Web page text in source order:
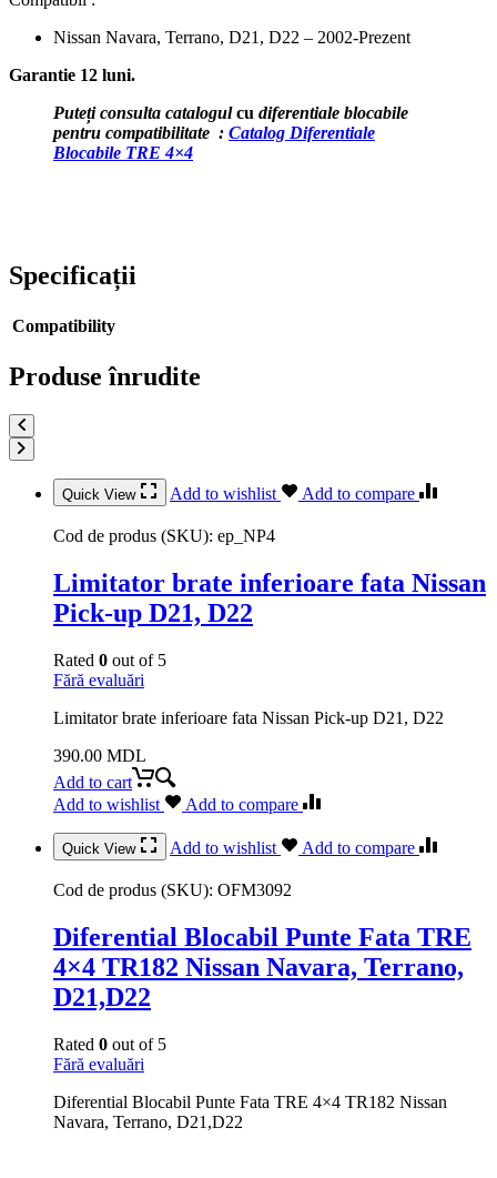
Nissan Navara, Terrano, D21, D22 – 2002-Prezent
Garantie 12 luni.
Puteți consulta catalogulcu diferentiale blocabile
pentru compatibilitate : Catalog Diferentiale
Blocabile TRE 4×4
Specificații
Compatibility
Produse înrudite
Quick View Add to wishlist Add to compare
Cod de produs (SKU): ep_NP4
Limitator brate inferioare fata Nissan
Pick-up D21, D22
Rated 0 out of 5
Fără evaluări
Limitator brate inferioare fata Nissan Pick-up D21, D22
390.00 MDL
Add to cart
Add to wishlist
Add to compare
Quick View Add to wishlist Add to compare
Cod de produs (SKU): OFM3092
Diferential Blocabil Punte Fata TRE
4×4 TR182 Nissan Navara, Terrano,
D21,D22
Rated 0 out of 5
Fără evaluări
Diferential Blocabil Punte Fata TRE 4×4 TR182 Nissan
Navara, Terrano, D21,D22